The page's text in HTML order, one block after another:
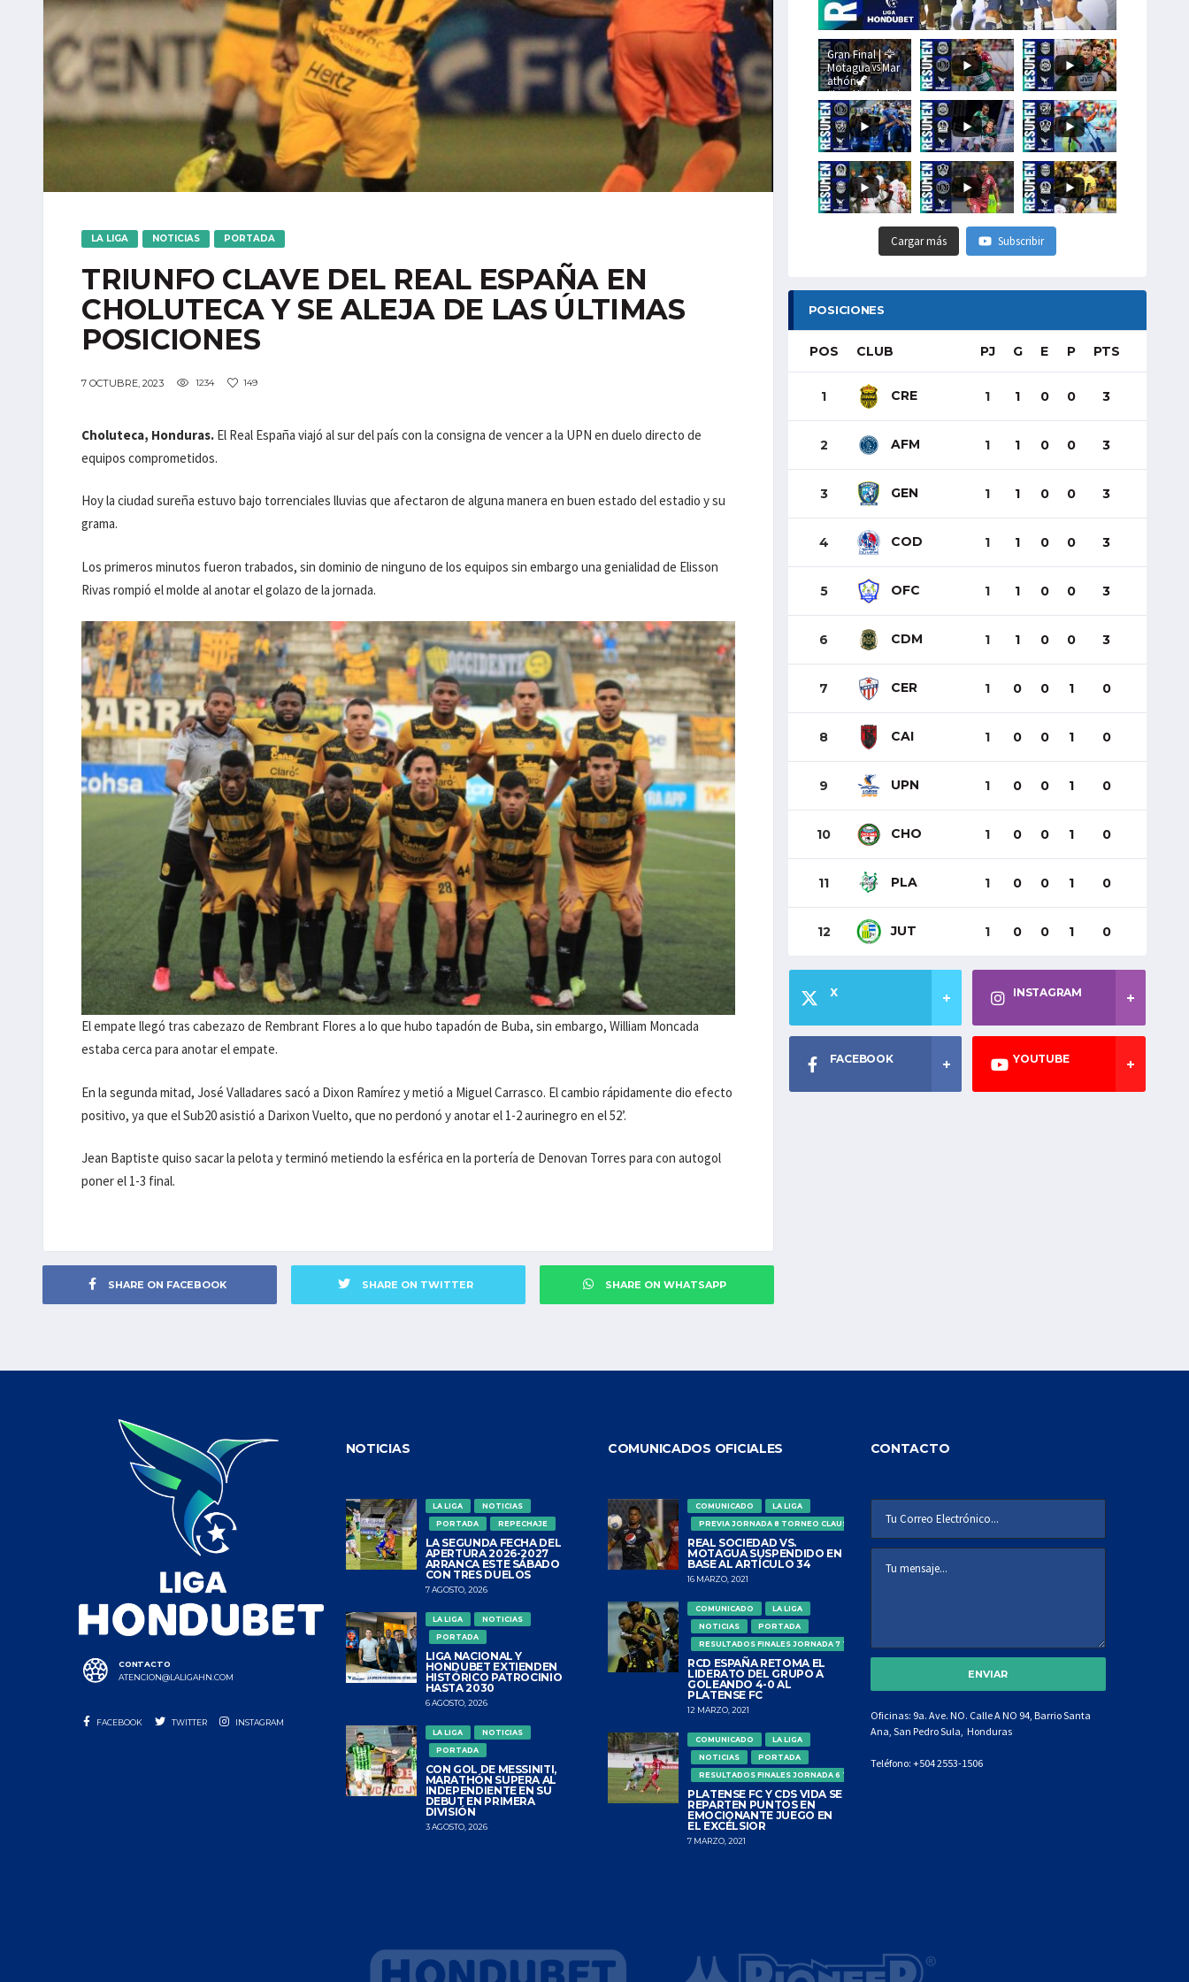
LA LIGA NOTICIAS PORTADA
TRIUNFO CLAVE DEL REAL ESPAÑA EN
CHOLUTECA Y SE ALEJA DE LAS ÚLTIMAS
POSICIONES
7 OCTUBRE, 2023 1234 149
Choluteca, Honduras. El Real España viajó al sur del país con la consigna de vencer a la UPN en duelo directo de
equipos comprometidos.
Hoy la ciudad sureña estuvo bajo torrenciales lluvias que afectaron de alguna manera en buen estado del estadio y su
grama.
Los primeros minutos fueron trabados, sin dominio de ninguno de los equipos sin embargo una genialidad de Elisson
Rivas rompió el molde al anotar el golazo de la jornada.
El empate llegó tras cabezazo de Rembrant Flores a lo que hubo tapadón de Buba, sin embargo, William Moncada
estaba cerca para anotar el empate.
En la segunda mitad, José Valladares sacó a Dixon Ramírez y metió a Miguel Carrasco. El cambio rápidamente dio efecto
positivo, ya que el Sub20 asistió a Darixon Vuelto, que no perdonó y anotar el 1-2 aurinegro en el 52’.
Jean Baptiste quiso sacar la pelota y terminó metiendo la esférica en la portería de Denovan Torres para con autogol
poner el 1-3 final.
SHARE ON FACEBOOK SHARE ON TWITTER SHARE ON WHATSAPP
Gran Final | 🦅
Motagua🆚Mar
athón🦖
#LigaHondubet
Cargar más Subscribir
POSICIONES
POS CLUB PJ G E P PTS
1 CRE 1 1 0 0 3
2 AFM 1 1 0 0 3
3 GEN 1 1 0 0 3
4 COD 1 1 0 0 3
5 OFC 1 1 0 0 3
6 CDM 1 1 0 0 3
7 CER 1 0 0 1 0
8 CAI 1 0 0 1 0
9 UPN 1 0 0 1 0
10 CHO 1 0 0 1 0
11 PLA 1 0 0 1 0
12 JUT 1 0 0 1 0
X INSTAGRAM
FACEBOOK YOUTUBE
CONTACTO
ATENCION@LALIGAHN.COM
FACEBOOK TWITTER INSTAGRAM
NOTICIAS
LA LIGA
NOTICIAS
PORTADA
REPECHAJE
LA SEGUNDA FECHA DEL
APERTURA 2026-2027
ARRANCA ESTE SÁBADO
CON TRES DUELOS
7 AGOSTO, 2026
LA LIGA
NOTICIAS
PORTADA
LIGA NACIONAL Y
HONDUBET EXTIENDEN
HISTÓRICO PATROCINIO
HASTA 2030
6 AGOSTO, 2026
LA LIGA
NOTICIAS
PORTADA
CON GOL DE MESSINITI,
MARATHÓN SUPERA AL
INDEPENDIENTE EN SU
DEBUT EN PRIMERA
DIVISIÓN
3 AGOSTO, 2026
COMUNICADOS OFICIALES
COMUNICADO
LA LIGA
PREVIA JORNADA 8 TORNEO CLAUSURA
REAL SOCIEDAD VS.
MOTAGUA SUSPENDIDO EN
BASE AL ARTÍCULO 34
16 MARZO, 2021
COMUNICADO
LA LIGA
NOTICIAS
PORTADA
RESULTADOS FINALES JORNADA 7 TORNEO CLAUSURA
RCD ESPAÑA RETOMA EL
LIDERATO DEL GRUPO A
GOLEANDO 4-0 AL
PLATENSE FC
12 MARZO, 2021
COMUNICADO
LA LIGA
NOTICIAS
PORTADA
RESULTADOS FINALES JORNADA 6 TORNEO CLAUSURA
PLATENSE FC Y CDS VIDA SE
REPARTEN PUNTOS EN
EMOCIONANTE JUEGO EN
EL EXCÉLSIOR
7 MARZO, 2021
CONTACTO
Oficinas: 9a. Ave. NO. Calle A NO 94, Barrio Santa
Ana, San Pedro Sula, Honduras
Teléfono: +504 2553-1506